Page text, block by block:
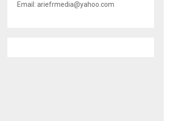
Email: ariefrmedia@yahoo.com